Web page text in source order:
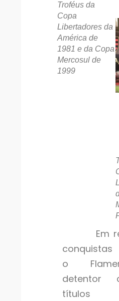
Troféus da
Copa
Libertadores da
América de
1981 e da Copa
Mercosul de
1999
Em
conquistas
o
detentor